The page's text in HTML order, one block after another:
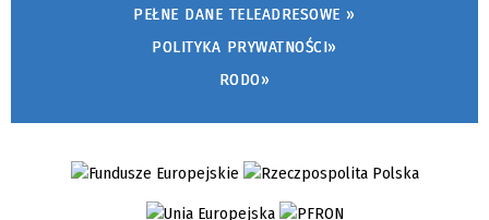
PEŁNE DANE TELEADRESOWE »
POLITYKA PRYWATNOŚCI»
RODO»